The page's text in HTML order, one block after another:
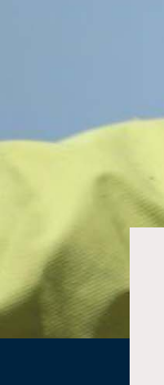
SUSTENTABILIDAD
TEMAS
Oferta
educativa